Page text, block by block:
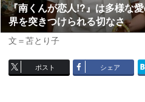
『南くんが恋人!?』は多様な
界を突きつけられる切なさ
文＝苫とり子
ポスト シェア